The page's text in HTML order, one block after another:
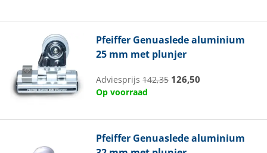
Pfeiffer Genuaslede aluminium
25 mm met plunjer
Adviesprijs142,35 126,50
Op voorraad
Pfeiffer Genuaslede aluminium